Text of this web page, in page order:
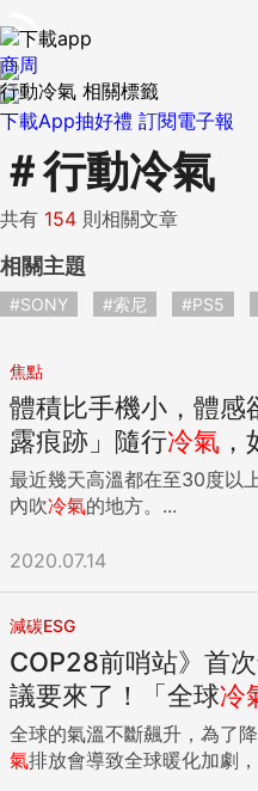
下載App抽好禮 訂閱電子報
商周
行動冷氣 相關標籤
＃行動冷氣
共有 154 則相關文章
相關主題
#SONY #索尼 #PS5
焦點
體積比手機小，體感
露痕跡」隨行冷氣
最近幾天高溫都在至30度以
內吹冷氣的地方。...
2020.07.14
減碳ESG
COP28前哨站》首
議要來了！「全球冷
全球的氣溫不斷飆升，為了
氣排放會導致全球暖化加劇